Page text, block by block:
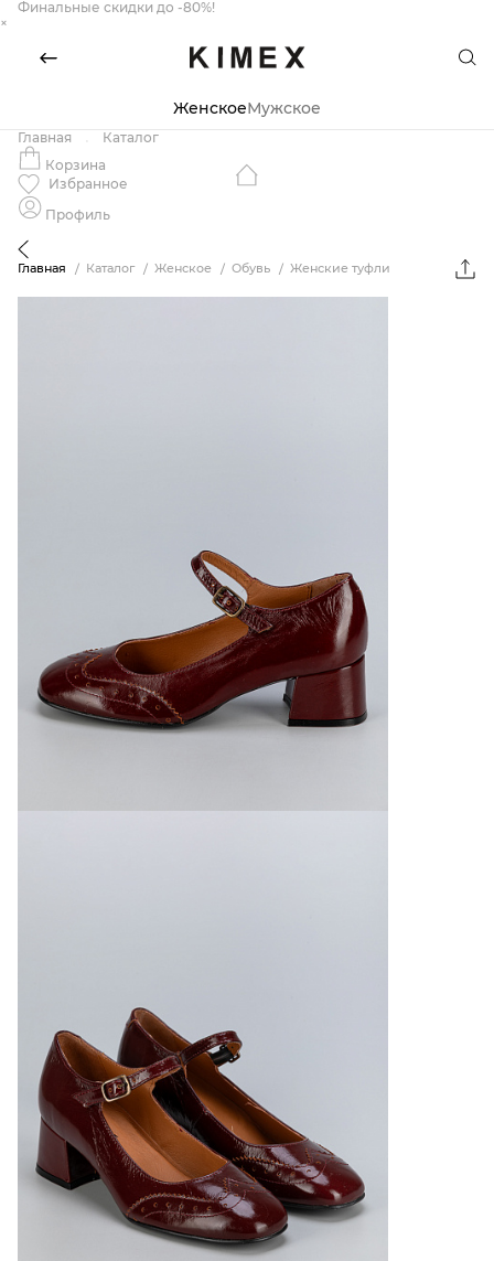
Финальные скидки до -80%!
×
ЖенскоеМужское
Главная
Каталог
Корзина
Избранное
Профиль
Главная Каталог Женское Обувь Женские туфли